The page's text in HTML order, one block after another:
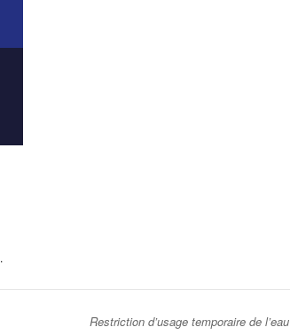
.
Restriction d’usage temporaire de l’eau